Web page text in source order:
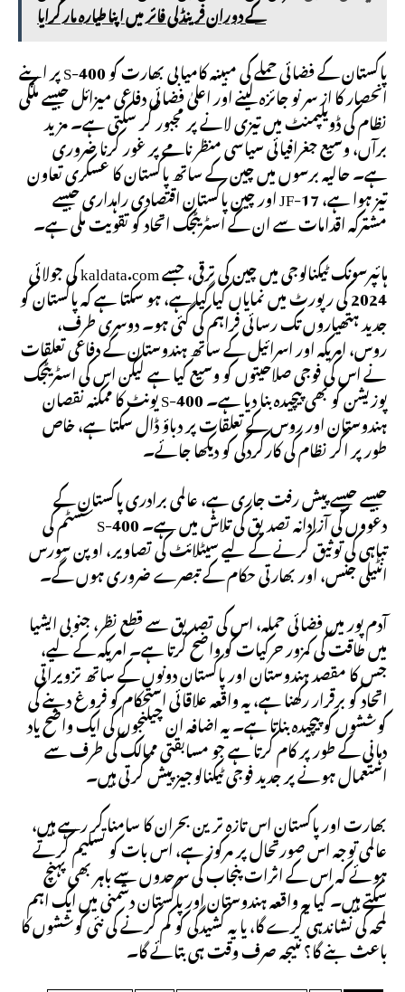
کے دوران فرینڈلی فائر میں ا پنا طیارہ مار گرایا
پاکستان کے فضائی حملے کی مبینہ کامیابی بھارت کو S-400 پر اپنے
انحصار کا از سر نو جائزہ لینے اور اعلیٰ فضائی دفاعی میزائل جیسے ملکی
نظام کی ڈویلپمنٹ میں تیزی لانے پر مجبور کر سکتی ہے۔ مزید
برآں، وسیع جغرافیائی سیاسی منظر نامے پر غور کرنا ضروری
ہے۔ حالیہ برسوں میں چین کے ساتھ پاکستان کا عسکری تعاون
تیز ہوا ہے، JF-17 اور چین پاکستان اقتصادی راہداری جیسے
مشترکہ اقدامات سے ان کے اسٹریٹجک اتحاد کو تقویت ملی ہے۔
ہائپرسونک ٹیکنالوجی میں چین کی ترقی، جسے kaldata.com کی جولائی
2024 کی رپورٹ میں نمایاں کیا گیا ہے، ہو سکتا ہے کہ پاکستان کو
جدید ہتھیاروں تک رسائی فراہم کی گئی ہو۔ دوسری طرف،
روس، امریکہ اور اسرائیل کے ساتھ ہندوستان کے دفاعی تعلقات
نے اس کی فوجی صلاحیتوں کو وسیع کیا ہے لیکن اس کی اسٹریٹجک
پوزیشن کو بھی پیچیدہ بنا دیا ہے۔ S-400 یونٹ کا ممکنہ نقصان
ہندوستان اور روس کے تعلقات پر دباؤ ڈال سکتا ہے، خاص
طور پر اگر نظام کی کارکردگی کو دیکھا جائے۔
جیسے جیسے پیش رفت جاری ہے، عالمی برادری پاکستان کے
دعووں کی آزادانہ تصدیق کی تلاش میں ہے۔ S-400 سسٹم کی
تباہی کی توثیق کرنے کے لیے سیٹلائٹ کی تصاویر، اوپن سورس
انٹیلی جنس، اور بھارتی حکام کے تبصرے ضروری ہوں گے۔
آدم پور میں فضائی حملہ، اس کی تصدیق سے قطع نظر، جنوبی ایشیا
میں طاقت کی کمزور حرکیات کو واضح کرتا ہے۔ امریکہ کے لیے،
جس کا مقصد ہندوستان اور پاکستان دونوں کے ساتھ تزویراتی
اتحاد کو برقرار رکھنا ہے، یہ واقعہ علاقائی استحکام کو فروغ دینے کی
کوششوں کو پیچیدہ بناتا ہے۔ یہ اضافہ ان چیلنجوں کی ایک واضح یاد
دہانی کے طور پر کام کرتا ہے جو مسابقتی ممالک کی طرف سے
استعمال ہونے پر جدید فوجی ٹیکنالوجیز پیش کرتی ہیں۔
بھارت اور پاکستان اس تازہ ترین بحران کا سامنا کر رہے ہیں،
عالمی توجہ اس صورتحال پر مرکوز ہے، اس بات کو تسلیم کرتے
ہوئے کہ اس کے اثرات پنجاب کی سرحدوں سے باہر بھی پہنچ
سکتے ہیں۔ کیا یہ واقعہ ہندوستان اور پاکستان دشمنی میں ایک اہم
لمحہ کی نشاندہی کرے گا، یا یہ کشیدگی کو کم کرنے کی نئی کوششوں کا
باعث بنے گا؟ نتیجہ صرف وقت ہی بتائے گا۔